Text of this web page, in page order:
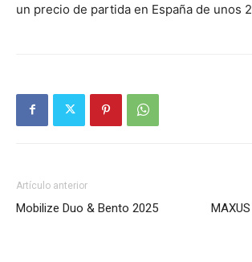
un precio de partida en España de unos
Artículo anterior
Mobilize Duo & Bento 2025